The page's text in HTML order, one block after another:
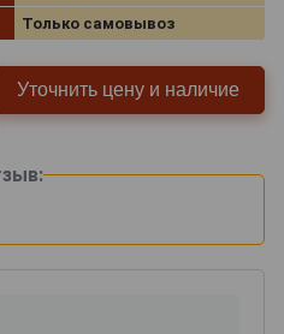
Только самовывоз
Уточнить цену и наличие